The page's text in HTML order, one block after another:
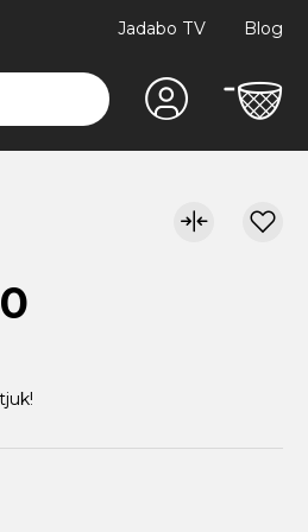
Jadabo TV Blog